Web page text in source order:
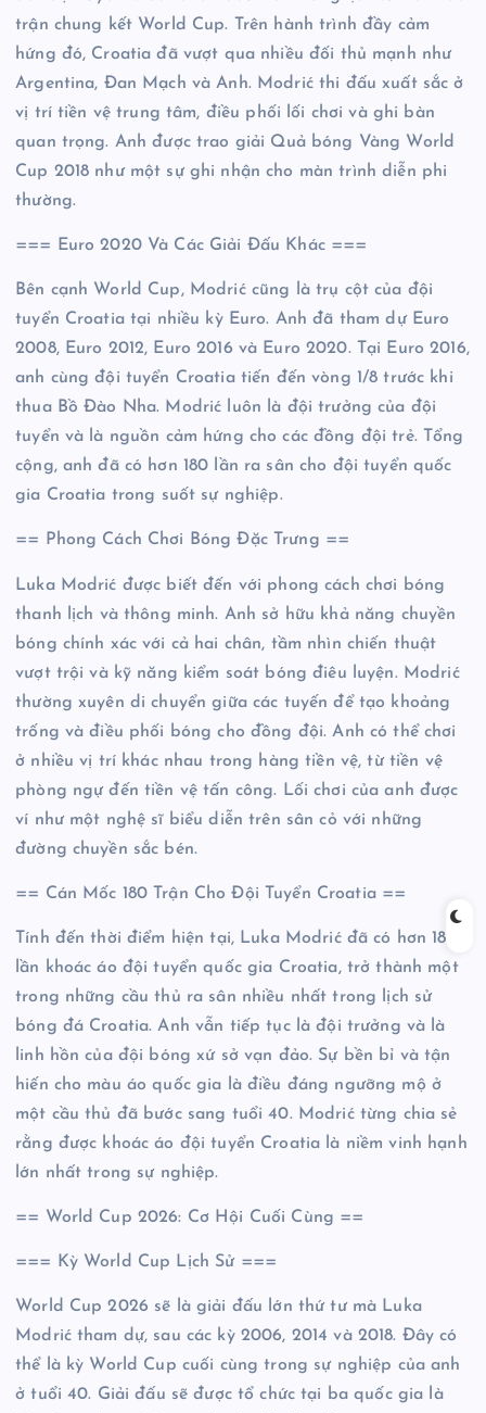
trận chung kết World Cup. Trên hành trình đầy cảm
hứng đó, Croatia đã vượt qua nhiều đối thủ mạnh như
Argentina, Đan Mạch và Anh. Modrić thi đấu xuất sắc ở
vị trí tiền vệ trung tâm, điều phối lối chơi và ghi bàn
quan trọng. Anh được trao giải Quả bóng Vàng World
Cup 2018 như một sự ghi nhận cho màn trình diễn phi
thường.
=== Euro 2020 Và Các Giải Đấu Khác ===
Bên cạnh World Cup, Modrić cũng là trụ cột của đội
tuyển Croatia tại nhiều kỳ Euro. Anh đã tham dự Euro
2008, Euro 2012, Euro 2016 và Euro 2020. Tại Euro 2016,
anh cùng đội tuyển Croatia tiến đến vòng 1/8 trước khi
thua Bồ Đào Nha. Modrić luôn là đội trưởng của đội
tuyển và là nguồn cảm hứng cho các đồng đội trẻ. Tổng
cộng, anh đã có hơn 180 lần ra sân cho đội tuyển quốc
gia Croatia trong suốt sự nghiệp.
== Phong Cách Chơi Bóng Đặc Trưng ==
Luka Modrić được biết đến với phong cách chơi bóng
thanh lịch và thông minh. Anh sở hữu khả năng chuyền
bóng chính xác với cả hai chân, tầm nhìn chiến thuật
vượt trội và kỹ năng kiểm soát bóng điêu luyện. Modrić
thường xuyên di chuyển giữa các tuyến để tạo khoảng
trống và điều phối bóng cho đồng đội. Anh có thể chơi
ở nhiều vị trí khác nhau trong hàng tiền vệ, từ tiền vệ
phòng ngự đến tiền vệ tấn công. Lối chơi của anh được
ví như một nghệ sĩ biểu diễn trên sân cỏ với những
đường chuyền sắc bén.
== Cán Mốc 180 Trận Cho Đội Tuyển Croatia ==
Tính đến thời điểm hiện tại, Luka Modrić đã có hơn 180
lần khoác áo đội tuyển quốc gia Croatia, trở thành một
trong những cầu thủ ra sân nhiều nhất trong lịch sử
bóng đá Croatia. Anh vẫn tiếp tục là đội trưởng và là
linh hồn của đội bóng xứ sở vạn đảo. Sự bền bỉ và tận
hiến cho màu áo quốc gia là điều đáng ngưỡng mộ ở
một cầu thủ đã bước sang tuổi 40. Modrić từng chia sẻ
rằng được khoác áo đội tuyển Croatia là niềm vinh hạnh
lớn nhất trong sự nghiệp.
== World Cup 2026: Cơ Hội Cuối Cùng ==
=== Kỳ World Cup Lịch Sử ===
World Cup 2026 sẽ là giải đấu lớn thứ tư mà Luka
Modrić tham dự, sau các kỳ 2006, 2014 và 2018. Đây có
thể là kỳ World Cup cuối cùng trong sự nghiệp của anh
ở tuổi 40. Giải đấu sẽ được tổ chức tại ba quốc gia là